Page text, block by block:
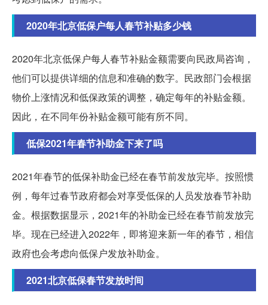
2020年北京低保户每人春节补贴多少钱
2020年北京低保户每人春节补贴金额需要向民政局咨询，
他们可以提供详细的信息和准确的数字。民政部门会根据
物价上涨情况和低保政策的调整，确定每年的补贴金额。
因此，在不同年份补贴金额可能有所不同。
低保2021年春节补助金下来了吗
2021年春节的低保补助金已经在春节前发放完毕。按照惯
例，每年过春节政府都会对享受低保的人员发放春节补助
金。根据数据显示，2021年的补助金已经在春节前发放完
毕。现在已经进入2022年，即将迎来新一年的春节，相信
政府也会考虑向低保户发放补助金。
2021北京低保春节发放时间